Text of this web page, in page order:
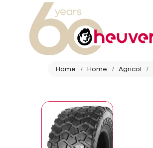
Home Home Agricol